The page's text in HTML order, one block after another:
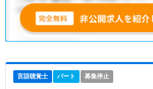
言語聴覚士 パート 募集停止